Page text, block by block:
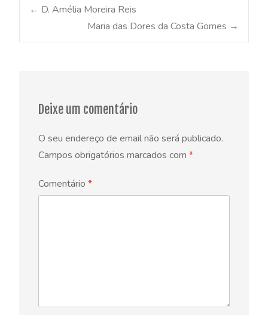
Post
← D. Amélia Moreira Reis
Maria das Dores da Costa Gomes →
Deixe um comentário
O seu endereço de email não será publicado.
Campos obrigatórios marcados com *
Comentário *